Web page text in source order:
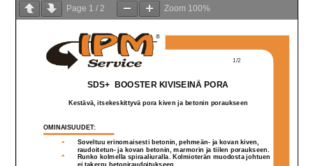
Page 1 /2 Zoom 100%